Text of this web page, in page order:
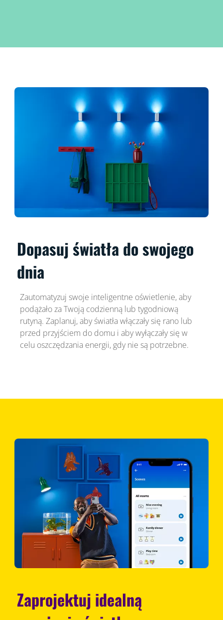
Dopasuj światła do swojego
dnia
Zautomatyzuj swoje inteligentne oświetlenie, aby
podążało za Twoją codzienną lub tygodniową
rutyną. Zaplanuj, aby światła włączały się rano lub
przed przyjściem do domu i aby wyłączały się w
celu oszczędzania energii, gdy nie są potrzebne.
Zaprojektuj idealną